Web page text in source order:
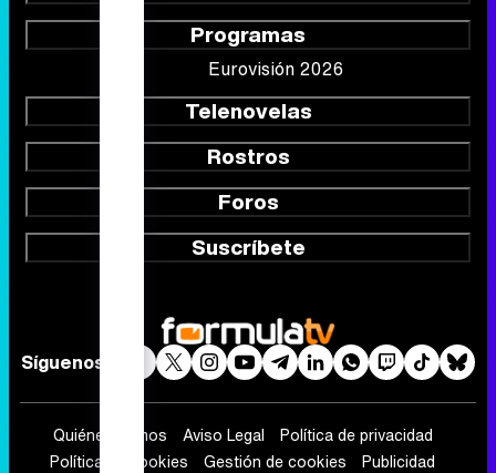
Programas
Eurovisión 2026
Telenovelas
Rostros
Foros
Suscríbete
Síguenos
Quiénes somos Aviso Legal
Política de privacidad
Política de cookies
Gestión de cookies Publicidad